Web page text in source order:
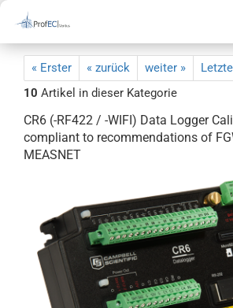
« Erster « zurück weiter »
10 Artikel in dieser Kategorie
CR6 (-RF422 / -WIFI) Data Logger
compliant to recommendations of
MEASNET